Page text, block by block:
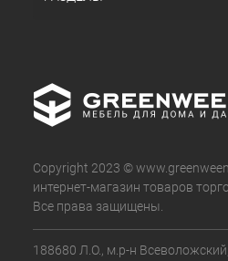
Copyright 2023 ©
интернет-магазин товаров
Все права защищены.
188680 Л.О., м.р-н